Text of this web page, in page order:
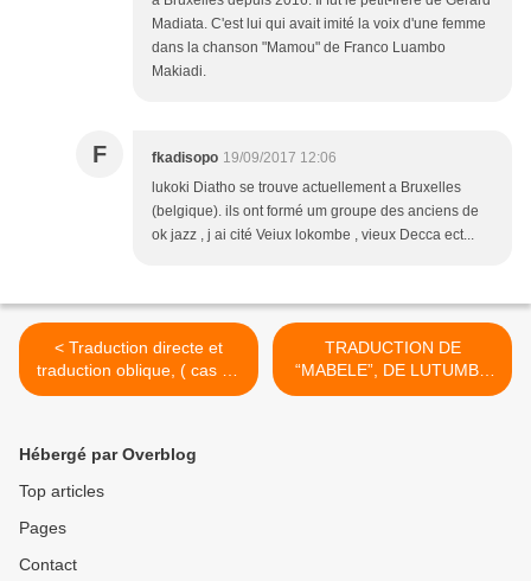
Madiata. C'est lui qui avait imité la voix d'une femme
dans la chanson "Mamou" de Franco Luambo
Makiadi.
F fkadisopo 19/09/2017 12:06
lukoki Diatho se trouve actuellement a Bruxelles
(belgique). ils ont formé um groupe des anciens de
ok jazz , j ai cité Veiux lokombe , vieux Decca ect...
< Traduction directe et
traduction oblique, ( cas de
la chanson Songi-Songi)
TRADUCTION DE
“MABELE”, DE LUTUMBA
SIMARO, PAR PEDRO >
Hébergé par Overblog
Top articles
Pages
Contact